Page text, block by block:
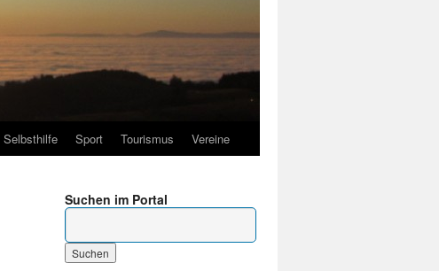
Selbsthilfe Sport Tourismus Vereine
Suchen im Portal